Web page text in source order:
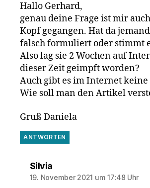
Hallo Gerhard,
genau deine Frage ist mir
Kopf gegangen. Hat da
falsch formuliert oder stimmt
Also lag sie 2 Wochen auf
dieser Zeit geimpft worden?
Auch gibt es im Internet
Wie soll man den Artikel
Gruß Daniela
ANTWORTEN
Silviasagt:
19. November 2021 um 17:48 Uhr